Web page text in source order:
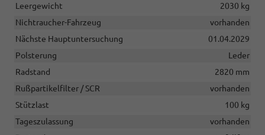
Leergewicht
2030 kg
Nichtraucher-Fahrzeug
vorhanden
Nächste Hauptuntersuchung
01.04.2029
Polsterung
Leder
Radstand
2820 mm
Rußpartikelfilter / SCR
vorhanden
Stützlast
100 kg
Tageszulassung
vorhanden